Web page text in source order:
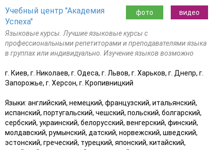
видео
фото
Учебный центр "Академия
Успеха"
Языковые курсы. Лучшие языковые курсы с
профессиональными репетиторами и преподавателями языка
в группах или индивидуально. Изучение языков возможно
г. Киев, г. Николаев, г. Одеса, г. Львов, г. Харьков, г. Днепр, г.
Запорожье, г. Херсон, г. Кропивницкий
Языки: английский, немецкий, французский, итальянский,
испанский, португальский, чешский, польский, болгарский,
сербский, украинский, белорусский, венгерский, финский,
молдавский, румынский, датский, норвежский, шведский,
эстонский, греческий, турецкий, японский, китайский,